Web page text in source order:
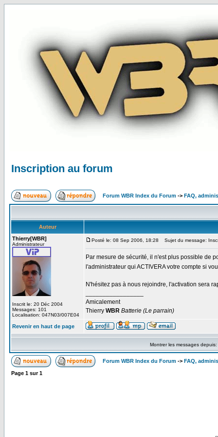
Inscription au forum
Forum WBR Index du Forum -> FAQ,
Auteur
Thierry[WBR]
Administrateur
Inscrit le: 20 Déc 2004
Messages: 101
Localisation: 047N03/007E04
Posté le: 08 Sep 2006, 18:28 Sujet du message:
Par mesure de sécurité, il n'est plus possible de
l'administrateur qui ACTIVERA votre compte si
N'hésitez pas à nous rejoindre, l'activation sera
Amicalement
Thierry WBR Batterie (Le parrain)
Revenir en haut de page
Montrer les messages depuis:
Forum WBR Index du Forum -> FAQ,
Page 1 sur1